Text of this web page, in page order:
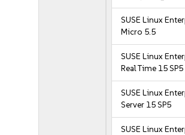
SUSE Linux
Micro 5.5
SUSE Linux
Real Time 15 SP5
SUSE Linux
Server 15 SP5
SUSE Linux